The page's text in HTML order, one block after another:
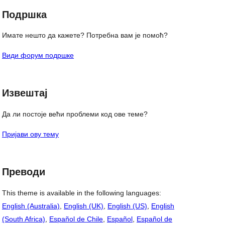
Подршка
Имате нешто да кажете? Потребна вам је помоћ?
Види форум подршке
Извештај
Да ли постоје већи проблеми код ове теме?
Пријави ову тему
Преводи
This theme is available in the following languages:
English (Australia)
English (UK) English (US)
English
(South Africa)
Español de Chile Español Español de